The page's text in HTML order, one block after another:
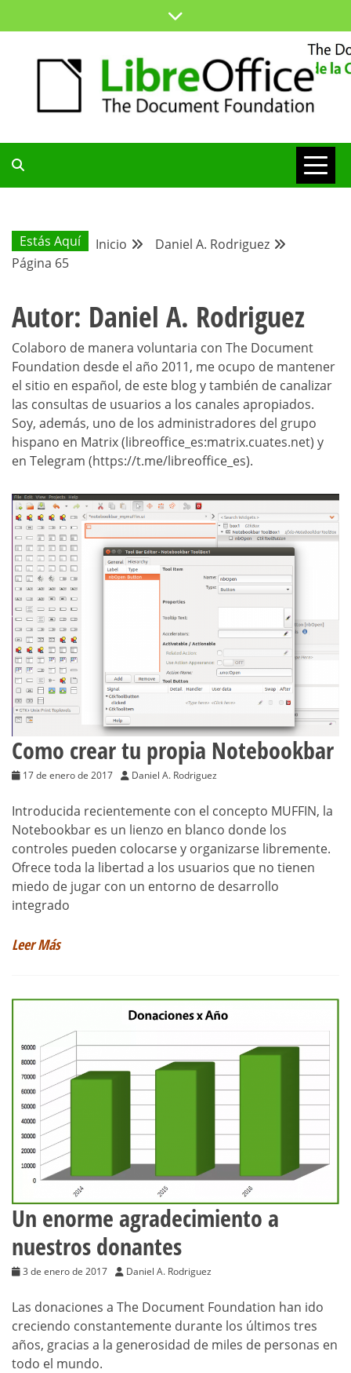
al
BLOG DE LA
COMUNIDAD
Estás Aquí Inicio
Daniel A. Rodriguez
Página 65
Autor: Daniel A. Rodriguez
Colaboro de manera voluntaria con The Document
Foundation desde el año 2011, me ocupo de mantener
el sitio en español, de este blog y también de canalizar
las consultas de usuarios a los canales apropiados.
Soy, además, uno de los administradores del grupo
hispano en Matrix (libreoffice_es:matrix.cuates.net) y
en Telegram (https://t.me/libreoffice_es).
Como crear tu propia Notebookbar
17 de enero de 2017 Daniel A. Rodriguez
Introducida recientemente con el concepto MUFFIN, la
Notebookbar es un lienzo en blanco donde los
controles pueden colocarse y organizarse libremente.
Ofrece toda la libertad a los usuarios que no tienen
miedo de jugar con un entorno de desarrollo
integrado
Leer Más
Un enorme agradecimiento a
nuestros donantes
3 de enero de 2017 Daniel A. Rodriguez
Las donaciones a The Document Foundation han ido
creciendo constantemente durante los últimos tres
años, gracias a la generosidad de miles de personas en
todo el mundo.